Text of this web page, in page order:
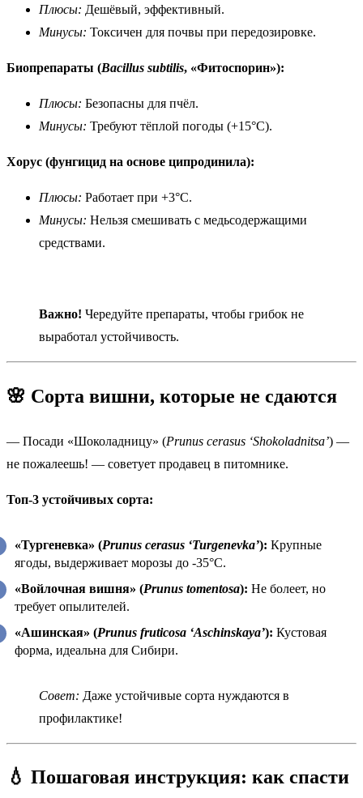
Плюсы: Дешёвый, эффективный.
Минусы: Токсичен для почвы при передозировке.
Биопрепараты (Bacillus subtilis, «Фитоспорин»):
Плюсы: Безопасны для пчёл.
Минусы: Требуют тёплой погоды (+15°C).
Хорус (фунгицид на основе ципродинила):
Плюсы: Работает при +3°C.
Минусы: Нельзя смешивать с медьсодержащими
средствами.
Важно! Чередуйте препараты, чтобы грибок не
выработал устойчивость.
🌸 Сорта вишни, которые не сдаются
— Посади «Шоколадницу» (Prunus cerasus ‘Shokoladnitsa’) —
не пожалеешь! — советует продавец в питомнике.
Топ-3 устойчивых сорта:
«Тургеневка» (Prunus cerasus ‘Turgenevka’): Крупные
ягоды, выдерживает морозы до -35°C.
«Войлочная вишня» (Prunus tomentosa): Не болеет, но
требует опылителей.
«Ашинская» (Prunus fruticosa ‘Aschinskaya’): Кустовая
форма, идеальна для Сибири.
Совет: Даже устойчивые сорта нуждаются в
профилактике!
💧 Пошаговая инструкция: как спасти